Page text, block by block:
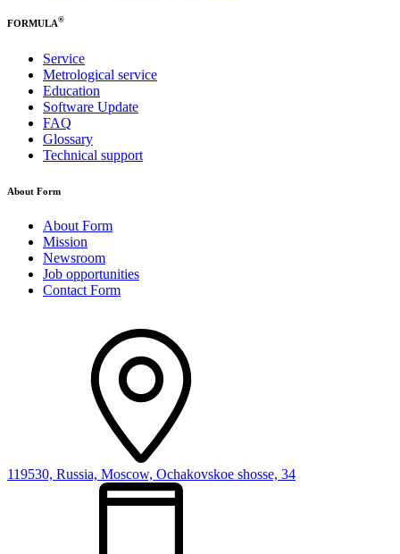
FORMULA®
Service
Metrological service
Education
Software Update
FAQ
Glossary
Technical support
About Form
About Form
Mission
Newsroom
Job opportunities
Contact Form
119530, Russia, Moscow, Ochakovskoe shosse, 34